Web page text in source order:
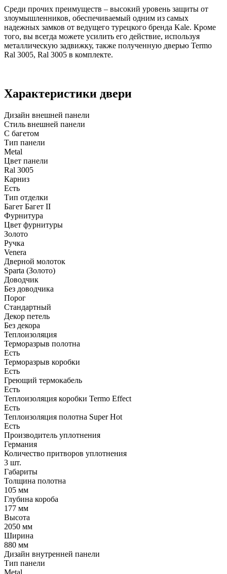
Среди прочих преимуществ – высокий уровень защиты от
злоумышленников, обеспечиваемый одним из самых
надежных замков от ведущего турецкого бренда Kale. Кроме
того, вы всегда можете усилить его действие, используя
металлическую задвижку, также полученную дверью Termo
Ral 3005, Ral 3005 в комплекте.
Характеристики двери
Дизайн внешней панели
Стиль внешней панели
С багетом
Тип панели
Metal
Цвет панели
Ral 3005
Карниз
Есть
Тип отделки
Багет Багет II
Фурнитура
Цвет фурнитуры
Золото
Ручка
Venera
Дверной молоток
Sparta (Золото)
Доводчик
Без доводчика
Порог
Стандартный
Декор петель
Без декора
Теплоизоляция
Терморазрыв полотна
Есть
Терморазрыв коробки
Есть
Греющий термокабель
Есть
Теплоизоляция коробки Termo Effect
Есть
Теплоизоляция полотна Super Нot
Есть
Производитель уплотнения
Германия
Количество притворов уплотнения
3 шт.
Габариты
Толщина полотна
105 мм
Глубина короба
177 мм
Высота
2050 мм
Ширина
880 мм
Дизайн внутренней панели
Тип панели
Metal